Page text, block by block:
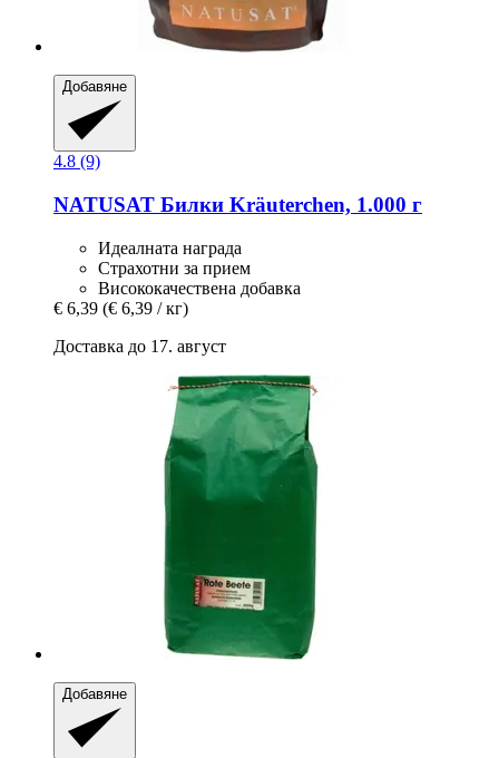
Добавяне
4.8 (9)
NATUSAT Билки Kräuterchen, 1.000 г
Идеалната награда
Страхотни за прием
Висококачествена добавка
€ 6,39 (€ 6,39 / кг)
Доставка до 17. август
Добавяне